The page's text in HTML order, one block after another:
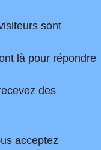
sont
là pour répondre
des
acceptez